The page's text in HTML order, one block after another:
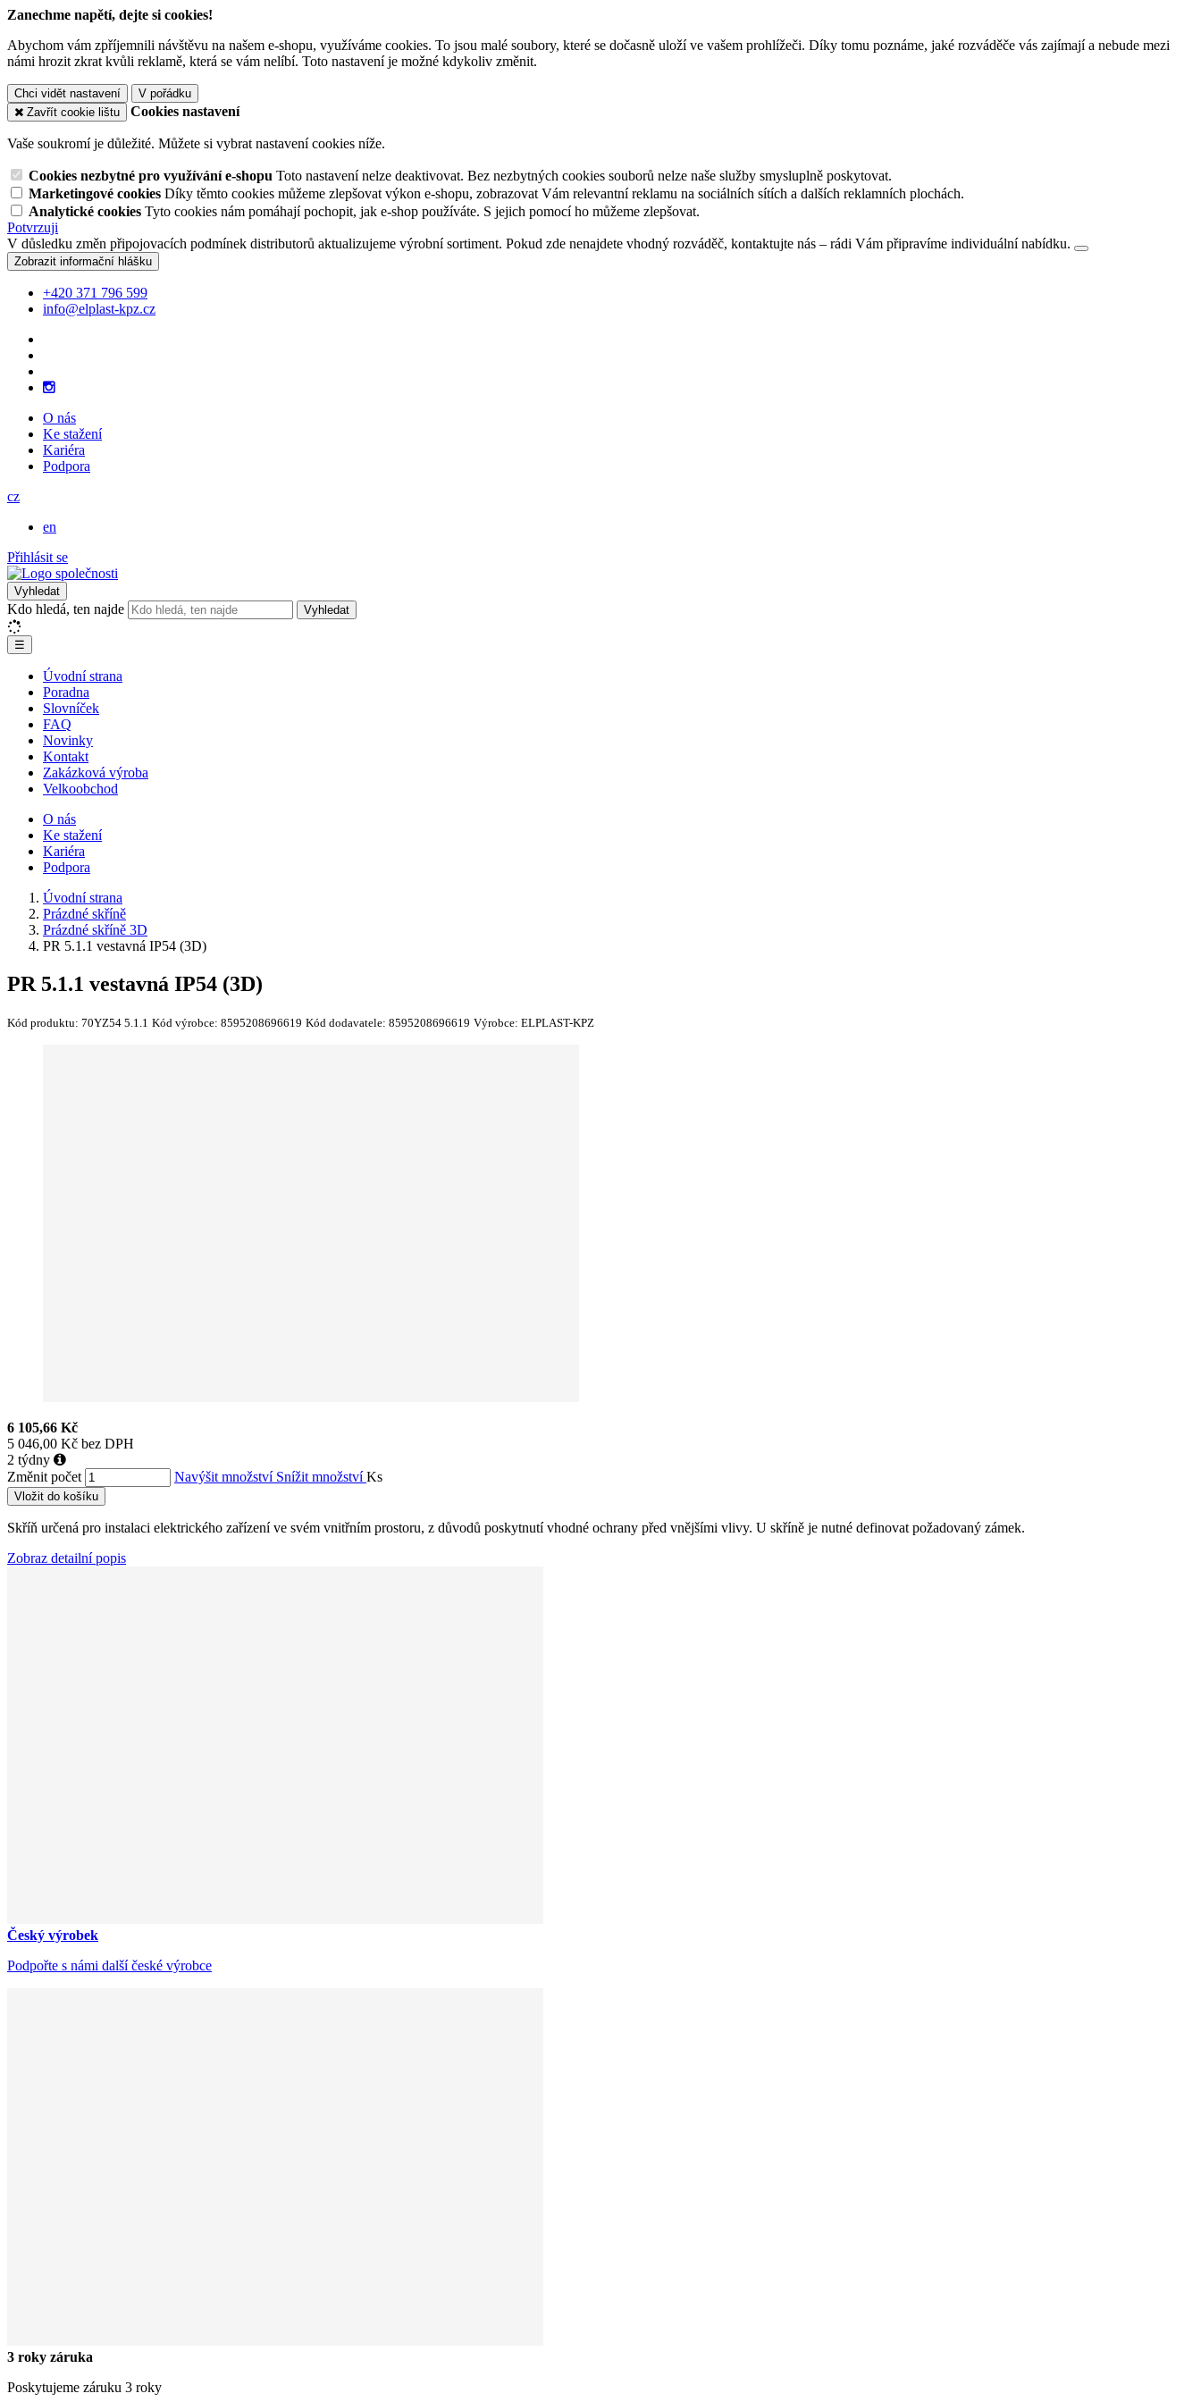
Zanechme napětí, dejte si cookies!
Abychom vám zpříjemnili návštěvu na našem e-shopu, využíváme cookies. To jsou malé soubory, které se dočasně uloží ve vašem prohlížeči. Díky tomu poznáme, jaké rozváděče vás zajímají a nebude mezi
námi hrozit zkrat kvůli reklamě, která se vám nelíbí. Toto nastavení je možné kdykoliv změnit.
Chci vidět nastavení
V pořádku
Zavřít cookie lištu
Cookies nastavení
Vaše soukromí je důležité. Můžete si vybrat nastavení cookies níže.
Cookies nezbytné pro využívání e-shopu Toto nastavení nelze deaktivovat. Bez nezbytných cookies souborů nelze naše služby smysluplně poskytovat.
Marketingové cookies Díky těmto cookies můžeme zlepšovat výkon e-shopu, zobrazovat Vám relevantní reklamu na sociálních sítích a dalších reklamních plochách.
Analytické cookies Tyto cookies nám pomáhají pochopit, jak e-shop používáte. S jejich pomocí ho můžeme zlepšovat.
Potvrzuji
V důsledku změn připojovacích podmínek distributorů aktualizujeme výrobní sortiment. Pokud zde nenajdete vhodný rozváděč, kontaktujte nás – rádi Vám připravíme individuální nabídku.
Zobrazit informační hlášku
+420 371 796 599
info@elplast-kpz.cz
O nás
Ke stažení
Kariéra
Podpora
cz
en
Přihlásit se
Vyhledat
Kdo hledá, ten najde Vyhledat
☰
Úvodní strana
Poradna
Slovníček
FAQ
Novinky
Kontakt
Zakázková výroba
Velkoobchod
O nás
Ke stažení
Kariéra
Podpora
Úvodní strana
Prázdné skříně
Prázdné skříně 3D
PR 5.1.1 vestavná IP54 (3D)
PR 5.1.1 vestavná IP54 (3D)
Kód produktu: 70YZ54 5.1.1 Kód výrobce: 8595208696619 Kód dodavatele: 8595208696619 Výrobce: ELPLAST-KPZ
6 105,66 Kč
5 046,00 Kč bez DPH
2 týdny
Změnit počet
Navýšit množství Snížit množstvíKs
Vložit do košíku
Skříň určená pro instalaci elektrického zařízení ve svém vnitřním prostoru, z důvodů poskytnutí vhodné ochrany před vnějšími vlivy. U skříně je nutné definovat požadovaný zámek.
Zobraz detailní popis
Český výrobek
Podpořte s námi další české výrobce
3 roky záruka
Poskytujeme záruku 3 roky